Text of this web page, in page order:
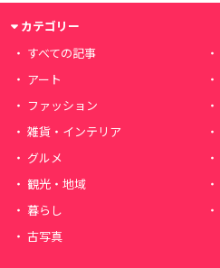
カテゴリー
すべての記事
アート
ファッション
雑貨・インテリア
グルメ
観光・地域
暮らし
古写真